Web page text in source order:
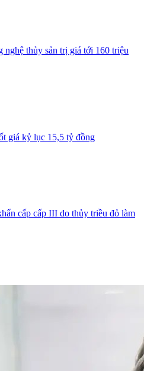
thủy sản trị giá tới 160 triệu
giá kỷ lục 15,5 tỷ đồng
cấp cấp III do thủy triều đỏ làm